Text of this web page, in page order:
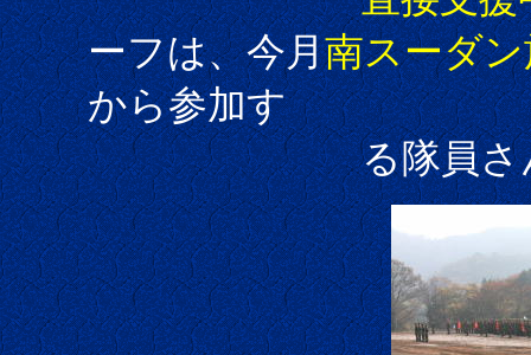
ーフは、今月南スーダ
から参加す
る隊員さん